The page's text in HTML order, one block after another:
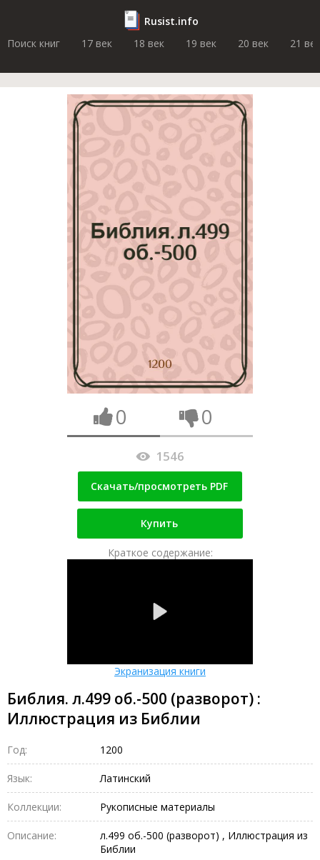
Rusist.info
Поиск книг
17 век 18 век 19 век 20 век 21 век
0 0
1546
Скачать/просмотреть PDF
Купить
Краткое содержание:
Экранизация книги
Библия. л.499 об.-500 (разворот) :
Иллюстрация из Библии
Год: 1200
Язык: Латинский
Коллекции: Рукописные материалы
Описание:
л.499 об.-500 (разворот) , Иллюстрация из
Библии